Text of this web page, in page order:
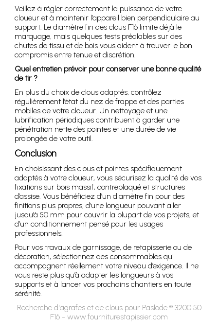
Veillez à régler correctement la puissance de votre
cloueur et à maintenir l’appareil bien perpendiculaire au
support. Le diamètre fin des clous F16 limite déjà le
marquage, mais quelques tests préalables sur des
chutes de tissu et de bois vous aident à trouver le bon
compromis entre tenue et discrétion.
Quel entretien prévoir pour conserver une bonne qualité
de tir ?
En plus du choix de clous adaptés, contrôlez
régulièrement l’état du nez de frappe et des parties
mobiles de votre cloueur. Un nettoyage et une
lubrification périodiques contribuent à garder une
pénétration nette des pointes et une durée de vie
prolongée de votre outil.
Conclusion
En choisissant des clous et pointes spécifiquement
adaptés à votre cloueur, vous sécurisez la qualité de vos
fixations sur bois massif, contreplaqué et structures
d’assise. Vous bénéficiez d’un diamètre fin pour des
finitions plus propres, d’une longueur pouvant aller
jusqu’à 50 mm pour couvrir la plupart de vos projets, et
d’un conditionnement pensé pour les usages
professionnels.
Pour vos travaux de garnissage, de retapisserie ou de
décoration, sélectionnez des consommables qui
accompagnent réellement votre niveau d’exigence. Il ne
vous reste plus qu’à adapter les longueurs à vos
supports et à lancer vos prochains chantiers en toute
sérénité.
Recherche d'agrafes et de clous pour Paslode ® 3200 50
F16 - www.fourniturestapissier.com